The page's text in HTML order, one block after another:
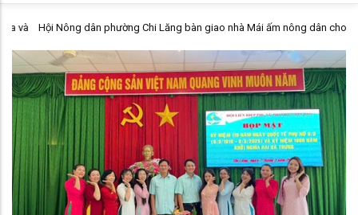
Hội Nông dân phường Chi Lăng bàn giao nhà Mái ấm nông dân cho hội
viên khó khăn